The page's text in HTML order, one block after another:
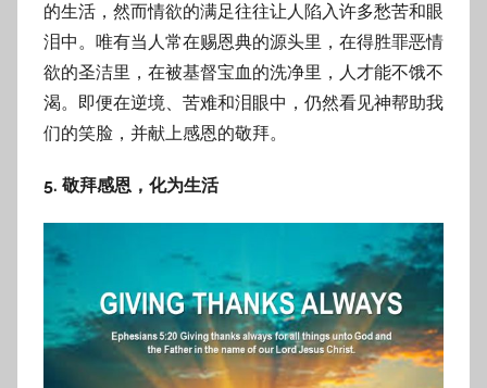
的生活，然而情欲的满足往往让人陷入许多愁苦和眼
泪中。唯有当人常在赐恩典的源头里，在得胜罪恶情
欲的圣洁里，在被基督宝血的洗净里，人才能不饿不
渴。即便在逆境、苦难和泪眼中，仍然看见神帮助我
们的笑脸，并献上感恩的敬拜。
5. 敬拜感恩，化为生活